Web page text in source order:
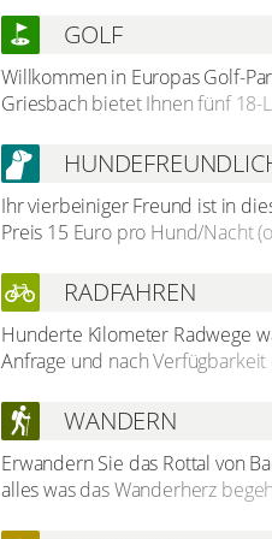
GOLF
Willkommen in Europas Golf-
Griesbach bietet Ihnen fünf 18-
finden Sie hier die größte
bis 25%. Drei der Plätze
Gemeinde einen 6-Loch-
Herausforderung. Zu den
Ihr vierbeiniger Freund ist in
Preis 15 Euro pro Hund/Nacht
RADFAHREN
Hunderte Kilometer Radwege
Anfrage und nach
abwechslungsreichen
entlang der Flüsse Rott, Inn
Radtouren ein.
WANDERN
Erwandern Sie das Rottal von
alles was das Wanderherz